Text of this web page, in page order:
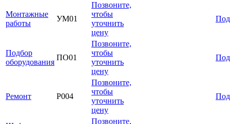
Монтажные
работы
УМ01
Позвоните,
чтобы
уточнить
цену
Подбор
оборудования
ПО01
Позвоните,
чтобы
уточнить
цену
Ремонт Р004
Позвоните,
чтобы
уточнить
цену
Позвоните,